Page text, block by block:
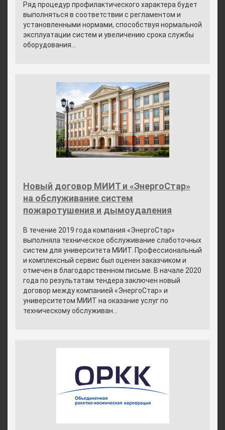
Ряд процедур профилактического характера будет
выполняться в соответствии с регламентом и
установленными нормами, способствуя нормальной
эксплуатации систем и увеличению срока службы
оборудования...
Новый договор МИИТ и «ЭнергоСтар»
на обслуживание систем
пожаротушения и дымоудаления
В течение 2019 года компания «ЭнергоСтар»
выполняла техническое обслуживание слаботочных
систем для университета МИИТ. Профессиональный
и комплексный сервис был оценен заказчиком и
отмечен в благодарственном письме. В начале 2020
года по результатам тендера заключен новый
договор между компанией «ЭнергоСтар» и
университетом МИИТ на оказание услуг по
техническому обслуживан...